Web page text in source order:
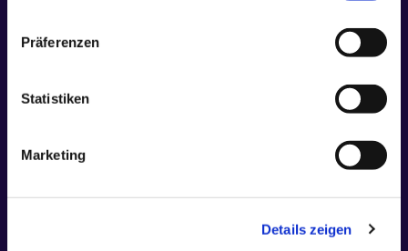
Präferenzen
Statistiken
Marketing
Details zeigen
Gemeinde St. Bonifatius